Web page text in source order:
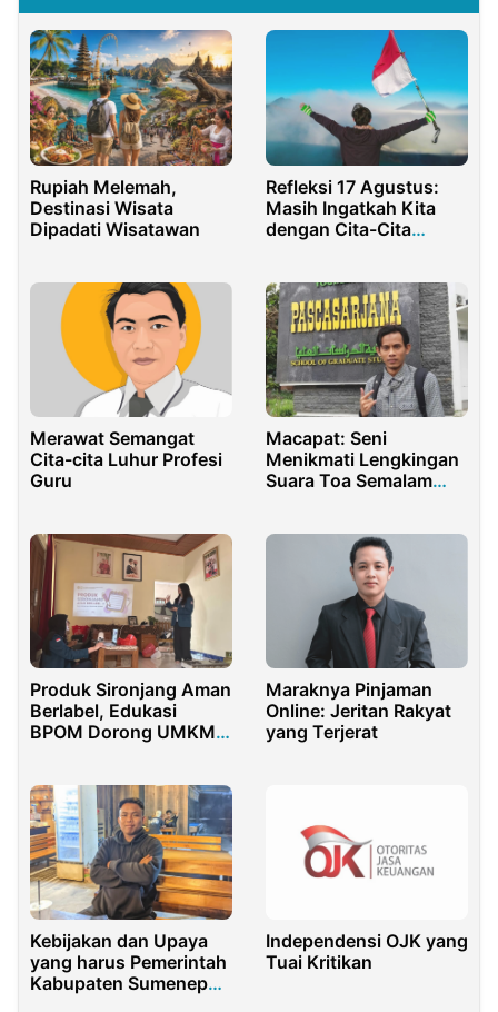
Rupiah Melemah,
Destinasi Wisata
Dipadati Wisatawan
Refleksi 17 Agustus:
Masih Ingatkah Kita
dengan Cita-Cita
Merawat Semangat
Cita-cita Luhur Profesi
Guru
Macapat: Seni
Menikmati Lengkingan
Suara Toa Semalam
Produk Sironjang Aman
Berlabel, Edukasi
BPOM Dorong UMKM
Maraknya Pinjaman
Online: Jeritan Rakyat
yang Terjerat
Kebijakan dan Upaya
yang harus Pemerintah
Kabupaten Sumenep
Independensi OJK yang
Tuai Kritikan